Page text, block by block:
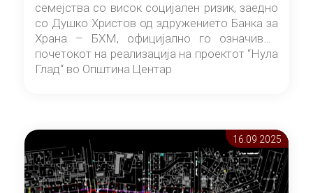
семејства со висок социјален ризик, заедно
со Душко Христов од здружението Банка за
Храна – БХМ, официјално го означивме
почетокот на реализација на проектот “Нула
Глад“ во Општина Центар
16.09 2025